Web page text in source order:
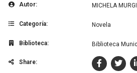
Autor: MICHELA
Categoría: Novela
Biblioteca: Biblioteca
Share: